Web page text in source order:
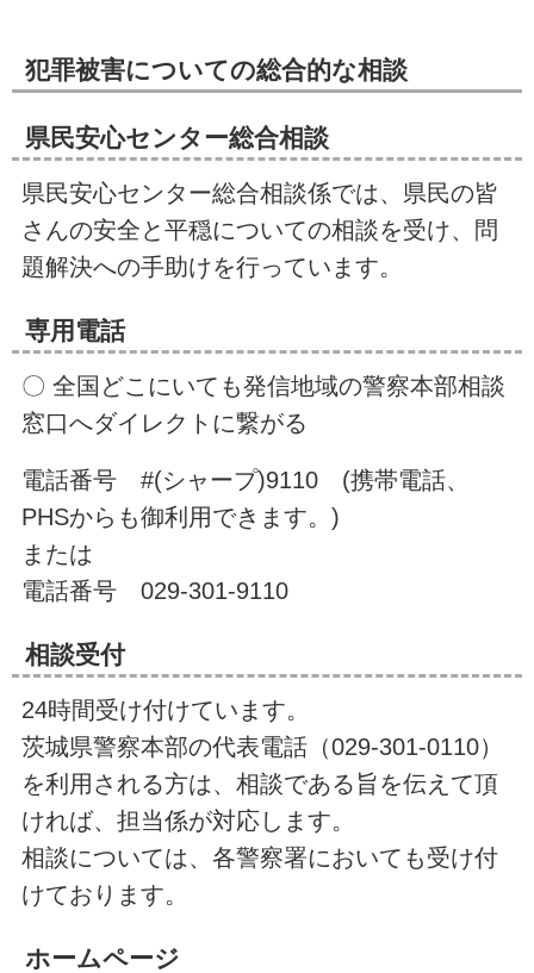
犯罪被害についての総合的な相談
県民安心センター総合相談
県民安心センター総合相談係では、県民の皆
さんの安全と平穏についての相談を受け、問
題解決への手助けを行っています。
専用電話
〇 全国どこにいても発信地域の警察本部相談
窓口へダイレクトに繋がる
電話番号 #(シャープ)9110 (携帯電話、
PHSからも御利用できます。)
または
電話番号 029-301-9110
相談受付
24時間受け付けています。
茨城県警察本部の代表電話（029-301-0110）
を利用される方は、相談である旨を伝えて頂
ければ、担当係が対応します。
相談については、各警察署においても受け付
けております。
ホームページ